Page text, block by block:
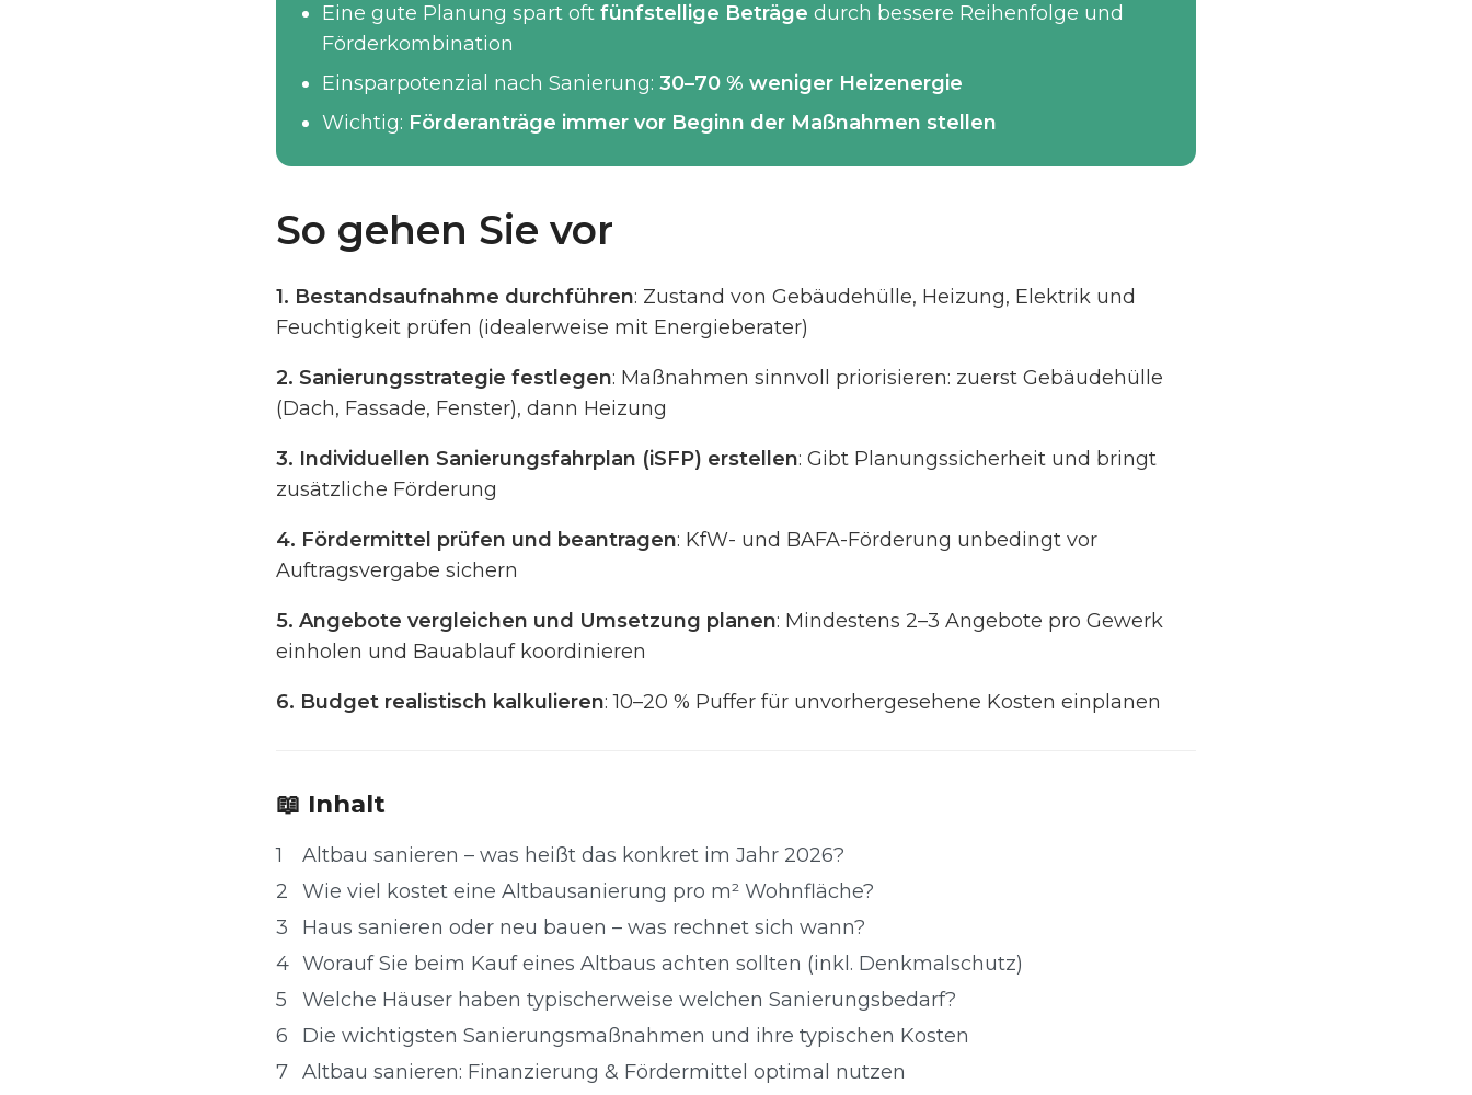
Eine gute Planung spart oft fünfstellige Beträge durch bessere Reihenfolge und
Förderkombination
Einsparpotenzial nach Sanierung: 30–70 % weniger Heizenergie
Wichtig: Förderanträge immer vor Beginn der Maßnahmen stellen
So gehen Sie vor
1. Bestandsaufnahme durchführen: Zustand von Gebäudehülle, Heizung, Elektrik und
Feuchtigkeit prüfen (idealerweise mit Energieberater)
2. Sanierungsstrategie festlegen: Maßnahmen sinnvoll priorisieren: zuerst Gebäudehülle
(Dach, Fassade, Fenster), dann Heizung
3. Individuellen Sanierungsfahrplan (iSFP) erstellen: Gibt Planungssicherheit und bringt
zusätzliche Förderung
4. Fördermittel prüfen und beantragen: KfW- und BAFA-Förderung unbedingt vor
Auftragsvergabe sichern
5. Angebote vergleichen und Umsetzung planen: Mindestens 2–3 Angebote pro Gewerk
einholen und Bauablauf koordinieren
6. Budget realistisch kalkulieren: 10–20 % Puffer für unvorhergesehene Kosten einplanen
📖 Inhalt
1
Altbau sanieren – was heißt das konkret im Jahr 2026?
2
Wie viel kostet eine Altbausanierung pro m² Wohnfläche?
3
Haus sanieren oder neu bauen – was rechnet sich wann?
4 Worauf Sie beim Kauf eines Altbaus achten sollten (inkl. Denkmalschutz)
5
Welche Häuser haben typischerweise welchen Sanierungsbedarf?
6
Die wichtigsten Sanierungsmaßnahmen und ihre typischen Kosten
7 Altbau sanieren: Finanzierung & Fördermittel optimal nutzen